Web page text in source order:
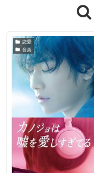
恋愛
音楽